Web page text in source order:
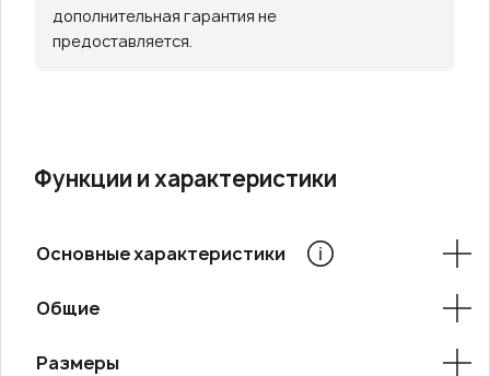
дополнительная гарантия не
предоставляется.
Функции и характеристики
Основные характеристики
Общие
Размеры